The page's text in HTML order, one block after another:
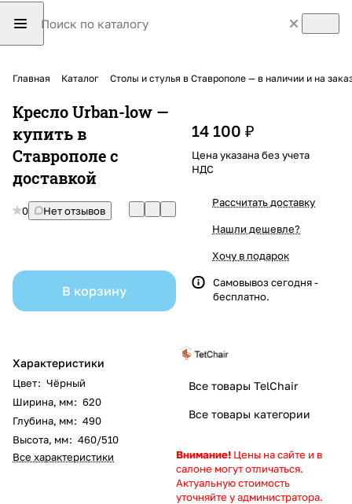
Главная Каталог Столы и стулья в Ставрополе — в наличии и на
Кресло Urban-low —
купить в
Ставрополе с
доставкой
0 Нет отзывов
В корзину
Характеристики
Цвет: Чёрный
Ширина, мм: 620
Глубина, мм: 490
Высота, мм: 460/510
Все характеристики
14 100 ₽
Цена указана без учета
НДС
Рассчитать доставку
Нашли дешевле?
Хочу в подарок
Самовывоз сегодня -
бесплатно.
Все товары TelChair
Все товары категории
Внимание! Цены на сайте и в
салоне могут отличаться.
Актуальную стоимость
уточняйте у администратора.